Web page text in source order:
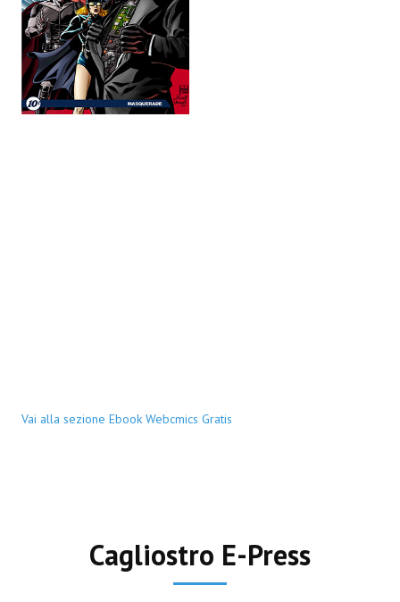
Vai alla sezione Ebook Webcmics Gratis
Cagliostro E-Press